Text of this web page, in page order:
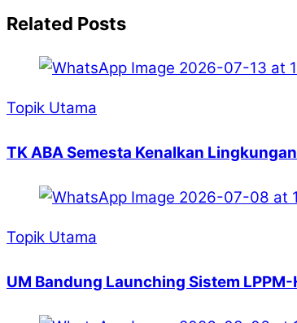
Related Posts
Topik Utama
TK ABA Semesta Kenalkan
Topik Utama
UM Bandung Launching Sistem